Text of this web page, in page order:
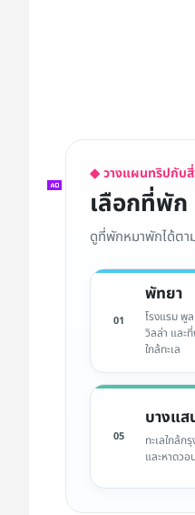
◆ วางแผนทริปกับสี่
เลือกที่พั
ดูที่พักหมาพักได้ตา
01
พัทยา
โรงแรม พูล
วิลล่า และ
ใกล้ทะเล
05
บางแส
ทะเลใกล้ก
และหาดวอ